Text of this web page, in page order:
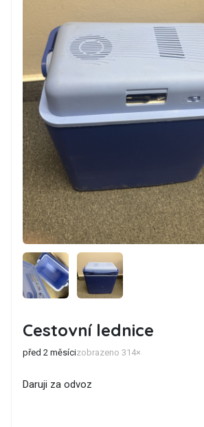
Cestovní lednice
před 2 měsícizobrazeno 314×
Daruji za odvoz